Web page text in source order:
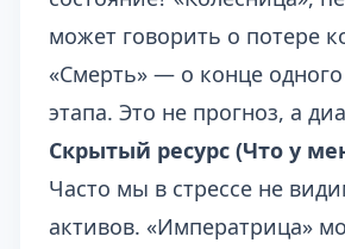
может говорить о потере
«Смерть» — о конце
этапа. Это не прогноз, а
Скрытый ресурс (Что у
Часто мы в стрессе не
активов. «Императрица»